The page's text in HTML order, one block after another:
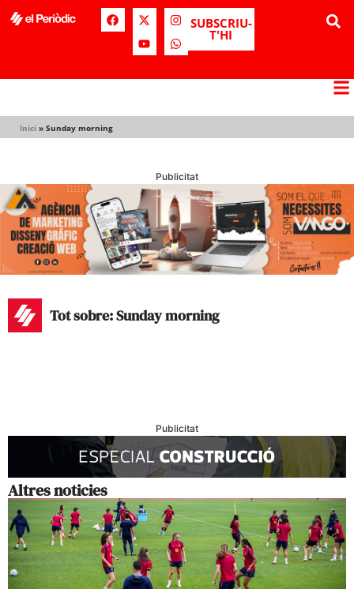
SUBSCRIU-
T'HI
Inici » Sunday morning
Publicitat
Tot sobre: Sunday morning
Publicitat
Altres noticies